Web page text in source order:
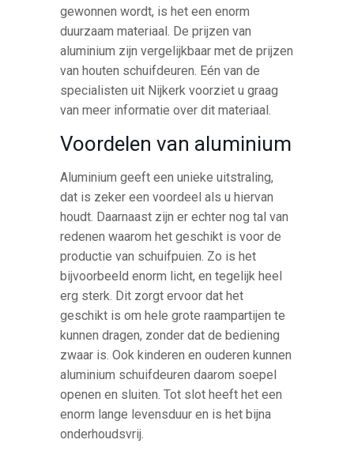
gewonnen wordt, is het een enorm
duurzaam materiaal. De prijzen van
aluminium zijn vergelijkbaar met de prijzen
van houten schuifdeuren. Eén van de
specialisten uit Nijkerk voorziet u graag
van meer informatie over dit materiaal.
Voordelen van aluminium
Aluminium geeft een unieke uitstraling,
dat is zeker een voordeel als u hiervan
houdt. Daarnaast zijn er echter nog tal van
redenen waarom het geschikt is voor de
productie van schuifpuien. Zo is het
bijvoorbeeld enorm licht, en tegelijk heel
erg sterk. Dit zorgt ervoor dat het
geschikt is om hele grote raampartijen te
kunnen dragen, zonder dat de bediening
zwaar is. Ook kinderen en ouderen kunnen
aluminium schuifdeuren daarom soepel
openen en sluiten. Tot slot heeft het een
enorm lange levensduur en is het bijna
onderhoudsvrij.